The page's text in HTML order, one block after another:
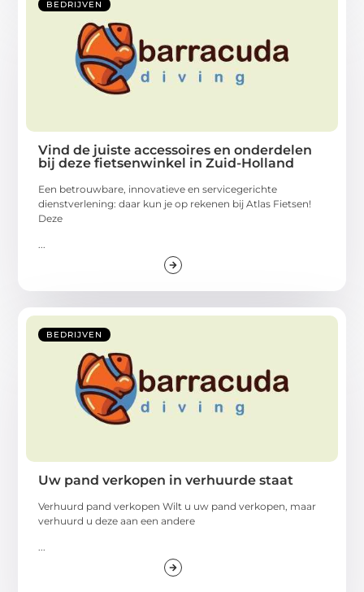
BEDRIJVEN
Vind de juiste accessoires en onderdelen
bij deze fietsenwinkel in Zuid-Holland
Een betrouwbare, innovatieve en servicegerichte
dienstverlening: daar kun je op rekenen bij Atlas Fietsen!
Deze
...
BEDRIJVEN
Uw pand verkopen in verhuurde staat
Verhuurd pand verkopen Wilt u uw pand verkopen, maar
verhuurd u deze aan een andere
...